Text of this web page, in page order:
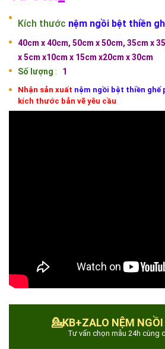
Kích thước nệm ngồi bệt thiền
40cm x 40cm, 50cm x 50cm, 35cm x
x 5cm x10cm x 15cm x20cm x 30cm
Số lượng : 1
Nhận sản xuất nệm ngồi bệt thiền ghế
kích thước bản vẽ yêu cầu
💁KB+ZALO NỆM
Tư vấn chọn mẫu 24h cùng